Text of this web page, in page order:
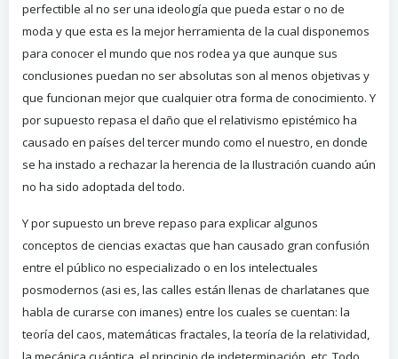
perfectible al no ser una ideología que pueda estar o no de
moda y que esta es la mejor herramienta de la cual disponemos
para conocer el mundo que nos rodea ya que aunque sus
conclusiones puedan no ser absolutas son al menos objetivas y
que funcionan mejor que cualquier otra forma de conocimiento. Y
por supuesto repasa el daño que el relativismo epistémico ha
causado en países del tercer mundo como el nuestro, en donde
se ha instado a rechazar la herencia de la Ilustración cuando aún
no ha sido adoptada del todo.
Y por supuesto un breve repaso para explicar algunos
conceptos de ciencias exactas que han causado gran confusión
entre el público no especializado o en los intelectuales
posmodernos (asi es, las calles están llenas de charlatanes que
habla de curarse con imanes) entre los cuales se cuentan: la
teoría del caos, matemáticas fractales, la teoría de la relatividad,